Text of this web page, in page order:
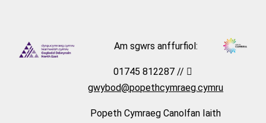
Am sgwrs anffurfiol:
01745 812287 //
gwybod@popethcymraeg.cymru
Popeth Cymraeg Canolfan Iaith